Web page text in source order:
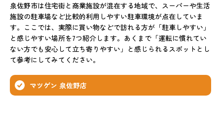
泉佐野市は住宅街と商業施設が混在する地域で、スーパーや生活
施設の駐車場など比較的利用しやすい駐車環境が点在していま
す。ここでは、実際に買い物などで訪れる方が「駐車しやすい」
と感じやすい場所を7つ紹介します。あくまで「運転に慣れてい
ない方でも安心して立ち寄りやすい」と感じられるスポットとし
て参考にしてみてください。
マツゲン 泉佐野店